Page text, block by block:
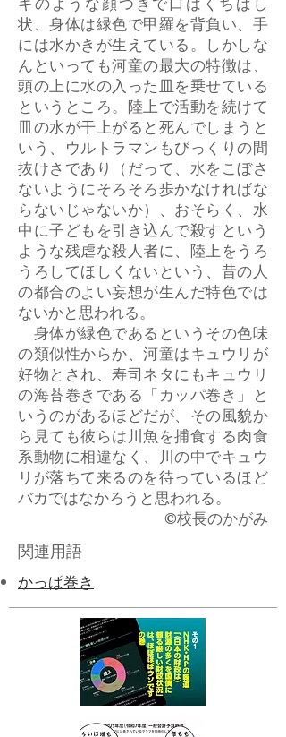
キのような顔つきで口はくちばし
状、身体は緑色で甲羅を背負い、手
には水かきが生えている。しかしな
んといっても河童の最大の特徴は、
頭の上に水の入った皿を乗せている
というところ。陸上で活動を続けて
皿の水が干上がると死んでしまうと
いう、ウルトラマンもびっくりの間
抜けさであり（だって、水をこぼさ
ないようにそろそろ歩かなければな
らないじゃないか）、おそらく、水
中に子どもを引き込んで殺すという
ような残虐な殺人者に、陸上をうろ
うろしてほしくないという、昔の人
の都合のよい妄想が生んだ特色では
ないかと思われる。
身体が緑色であるというその色味
の類似性からか、河童はキュウリが
好物とされ、寿司ネタにもキュウリ
の海苔巻きである「カッパ巻き」と
いうのがあるほどだが、その風貌か
ら見ても彼らは川魚を捕食する肉食
系動物に相違なく、川の中でキュウ
リが落ちて来るのを待っているほど
バカではなかろうと思われる。
​©校長のかがみ
関連用語
かっぱ巻き